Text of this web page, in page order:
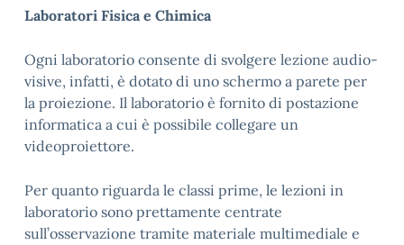
Laboratori Fisica e Chimica
Ogni laboratorio consente di svolgere lezione audio-
visive, infatti, è dotato di uno schermo a parete per
la proiezione. Il laboratorio è fornito di postazione
informatica a cui è possibile collegare un
videoproiettore.
Per quanto riguarda le classi prime, le lezioni in
laboratorio sono prettamente centrate
sull’osservazione tramite materiale multimediale e